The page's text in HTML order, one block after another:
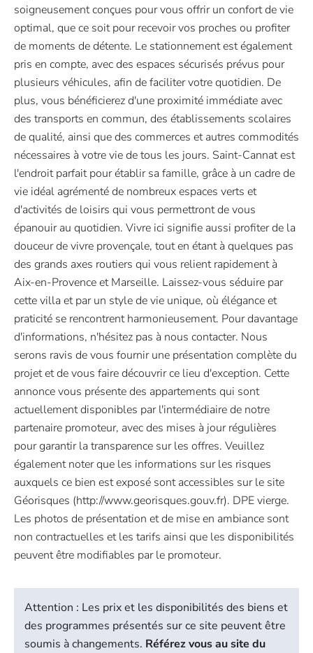
soigneusement conçues pour vous offrir un confort de vie
optimal, que ce soit pour recevoir vos proches ou profiter
de moments de détente. Le stationnement est également
pris en compte, avec des espaces sécurisés prévus pour
plusieurs véhicules, afin de faciliter votre quotidien. De
plus, vous bénéficierez d'une proximité immédiate avec
des transports en commun, des établissements scolaires
de qualité, ainsi que des commerces et autres commodités
nécessaires à votre vie de tous les jours. Saint-Cannat est
l'endroit parfait pour établir sa famille, grâce à un cadre de
vie idéal agrémenté de nombreux espaces verts et
d'activités de loisirs qui vous permettront de vous
épanouir au quotidien. Vivre ici signifie aussi profiter de la
douceur de vivre provençale, tout en étant à quelques pas
des grands axes routiers qui vous relient rapidement à
Aix-en-Provence et Marseille. Laissez-vous séduire par
cette villa et par un style de vie unique, où élégance et
praticité se rencontrent harmonieusement. Pour davantage
d'informations, n'hésitez pas à nous contacter. Nous
serons ravis de vous fournir une présentation complète du
projet et de vous faire découvrir ce lieu d'exception. Cette
annonce vous présente des appartements qui sont
actuellement disponibles par l'intermédiaire de notre
partenaire promoteur, avec des mises à jour régulières
pour garantir la transparence sur les offres. Veuillez
également noter que les informations sur les risques
auxquels ce bien est exposé sont accessibles sur le site
Géorisques (http://www.georisques.gouv.fr). DPE vierge.
Les photos de présentation et de mise en ambiance sont
non contractuelles et les tarifs ainsi que les disponibilités
peuvent être modifiables par le promoteur.
Attention : Les prix et les disponibilités des biens et
des programmes présentés sur ce site peuvent être
soumis à changements. Référez vous au site du